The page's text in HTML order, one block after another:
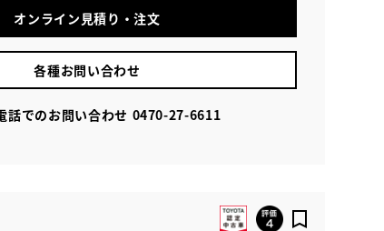
オンライン見積り・注文
各種お問い合わせ
話でのお問い合わせ 0470-27-6611